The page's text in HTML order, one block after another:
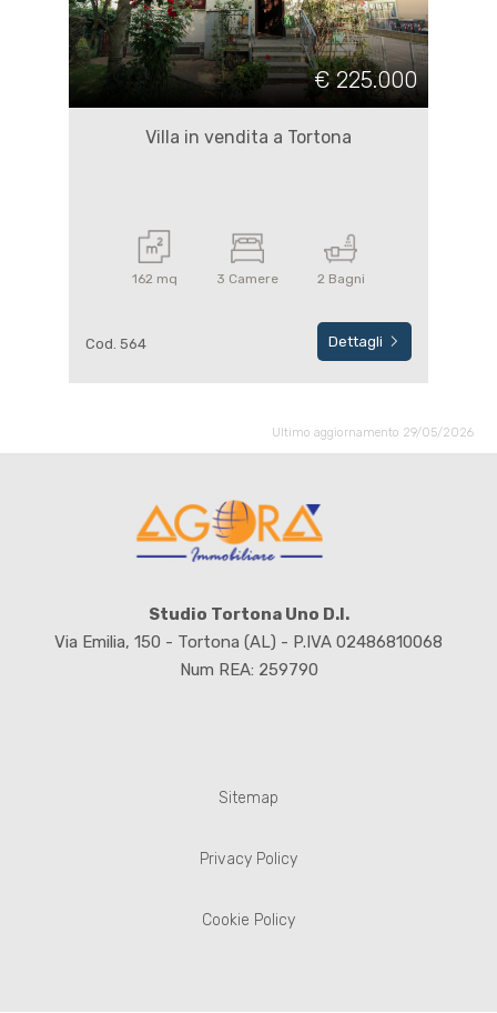
€ 225.000
Villa in vendita a Tortona
162 mq 3 Camere 2 Bagni
Cod. 564 Dettagli
Ultimo aggiornamento 29/05/2026
Studio Tortona Uno D.I.
Via Emilia, 150 - Tortona (AL) - P.IVA 02486810068
Num REA: 259790
Sitemap
Privacy Policy
Cookie Policy